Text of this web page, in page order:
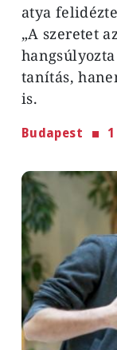
atya
„A szeretet
tanítás,
is.
Budapest
Image